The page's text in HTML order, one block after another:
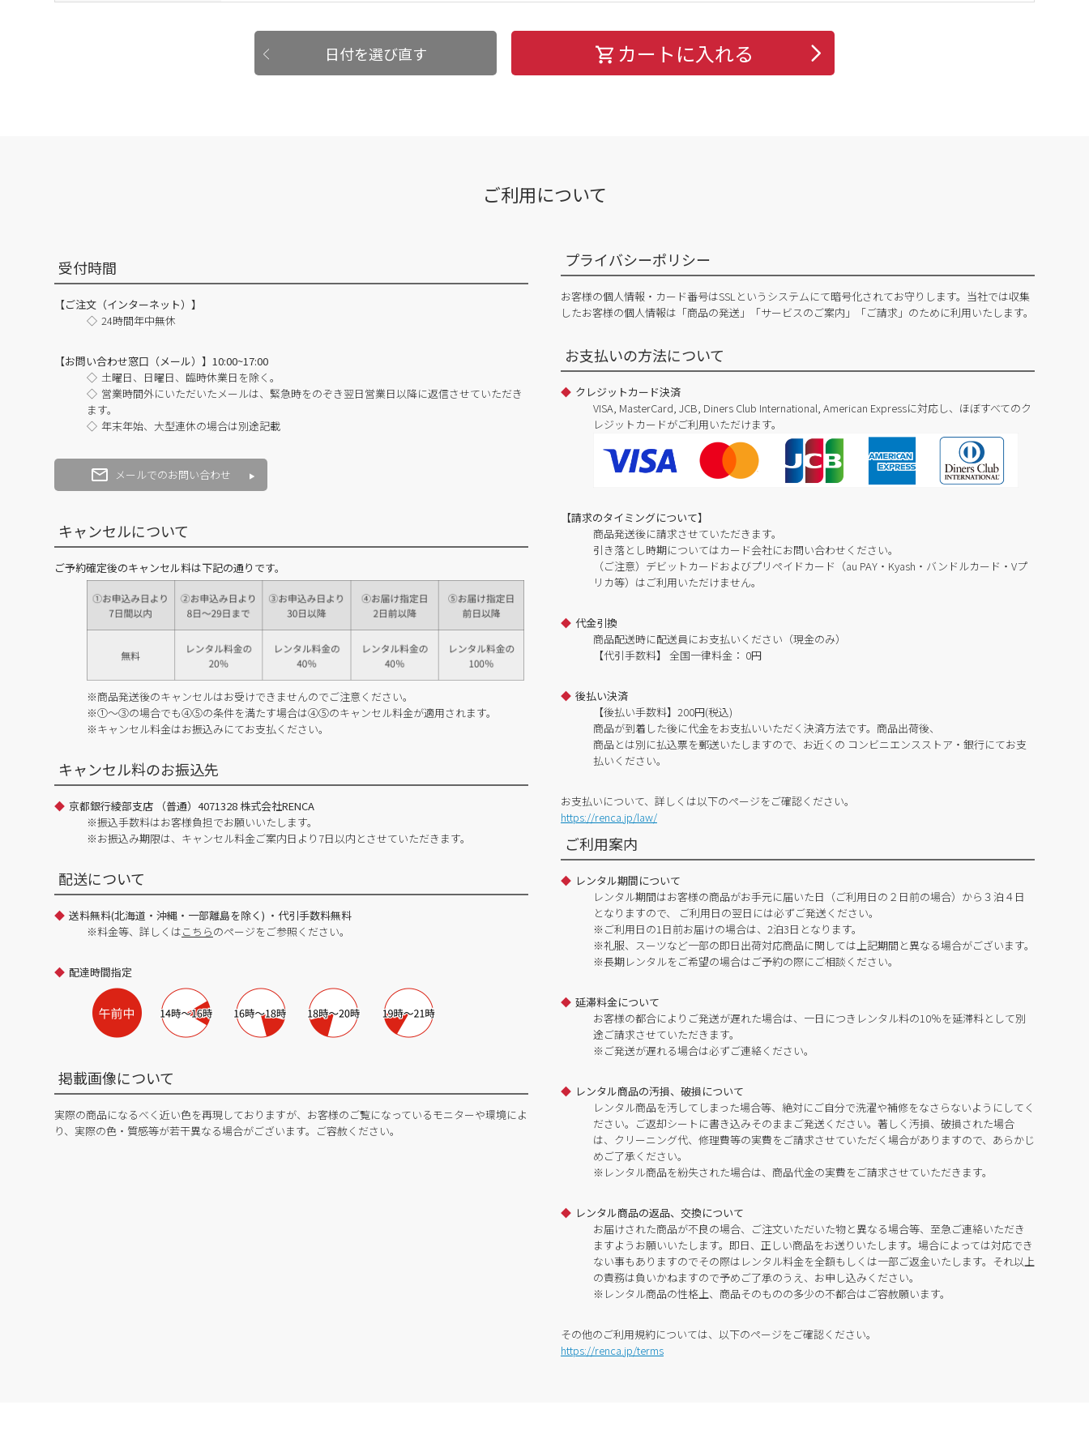
日付を選び直す カートに入れる
ご利用について
受付時間
【ご注文（インターネット）】
24時間年中無休
【お問い合わせ窓口（メール）】10:00~17:00
土曜日、日曜日、臨時休業日を除く。
営業時間外にいただいたメールは、緊急時をのぞき翌日営業日以降に返信させていただき
ます。
年末年始、大型連休の場合は別途記載
メールでのお問い合わせ
キャンセルについて
ご予約確定後のキャンセル料は下記の通りです。
※商品発送後のキャンセルはお受けできませんのでご注意ください。
※①～③の場合でも④⑤の条件を満たす場合は④⑤のキャンセル料金が適用されます。
※キャンセル料金はお振込みにてお支払ください。
キャンセル料のお振込先
京都銀行綾部支店 （普通）4071328 株式会社RENCA
※振込手数料はお客様負担でお願いいたします。
※お振込み期限は、キャンセル料金ご案内日より7日以内とさせていただきます。
配送について
送料無料(北海道・沖縄・一部離島を除く) ・代引手数料無料
※料金等、詳しくはこちらのページをご参照ください。
配達時間指定
掲載画像について
実際の商品になるべく近い色を再現しておりますが、お客様のご覧になっているモニターや環境によ
り、実際の色・質感等が若干異なる場合がございます。ご容赦ください。
プライバシーポリシー
お客様の個人情報・カード番号はSSLというシステムにて暗号化されてお守りします。当社では収集
したお客様の個人情報は「商品の発送」「サービスのご案内」「ご請求」のために利用いたします。
お支払いの方法について
クレジットカード決済
VISA, MasterCard, JCB, Diners Club International, American Expressに対応し、ほぼすべてのク
レジットカードがご利用いただけます。
【請求のタイミングについて】
商品発送後に請求させていただきます。
引き落とし時期についてはカード会社にお問い合わせください。
（ご注意）デビットカードおよびプリペイドカード（au PAY・Kyash・バンドルカード・Vプ
リカ等）はご利用いただけません。
代金引換
商品配送時に配送員にお支払いください（現金のみ）
【代引手数料】 全国一律料金： 0円
後払い決済
【後払い手数料】200円(税込)
商品が到着した後に代金をお支払いいただく決済方法です。商品出荷後、
商品とは別に払込票を郵送いたしますので、お近くの コンビニエンスストア・銀行にてお支
払いください。
お支払いについて、詳しくは以下のページをご確認ください。
https://renca.jp/law/
ご利用案内
レンタル期間について
レンタル期間はお客様の商品がお手元に届いた日（ご利用日の２日前の場合）から３泊４日
となりますので、 ご利用日の翌日には必ずご発送ください。
※ご利用日の1日前お届けの場合は、2泊3日となります。
※礼服、スーツなど一部の即日出荷対応商品に関しては上記期間と異なる場合がございます。
※長期レンタルをご希望の場合はご予約の際にご相談ください。
延滞料金について
お客様の都合によりご発送が遅れた場合は、一日につきレンタル料の10％を延滞料として別
途ご請求させていただきます。
※ご発送が遅れる場合は必ずご連絡ください。
レンタル商品の汚損、破損について
レンタル商品を汚してしまった場合等、絶対にご自分で洗濯や補修をなさらないようにしてく
ださい。ご返却シートに書き込みそのままご発送ください。著しく汚損、破損された場合
は、クリーニング代、修理費等の実費をご請求させていただく場合がありますので、あらかじ
めご了承ください。
※レンタル商品を紛失された場合は、商品代金の実費をご請求させていただきます。
レンタル商品の返品、交換について
お届けされた商品が不良の場合、ご注文いただいた物と異なる場合等、至急ご連絡いただき
ますようお願いいたします。即日、正しい商品をお送りいたします。場合によっては対応でき
ない事もありますのでその際はレンタル料金を全額もしくは一部ご返金いたします。それ以上
の責務は負いかねますので予めご了承のうえ、お申し込みください。
※レンタル商品の性格上、商品そのものの多少の不都合はご容赦願います。
その他のご利用規約については、以下のページをご確認ください。
https://renca.jp/terms